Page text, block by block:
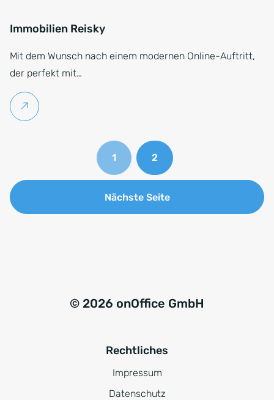
Immobilien Reisky
Mit dem Wunsch nach einem modernen Online-Auftritt,
der perfekt mit…
Weiterlesen
1 2
Nächste Seite
© 2026 onOffice GmbH
Rechtliches
Impressum
Datenschutz